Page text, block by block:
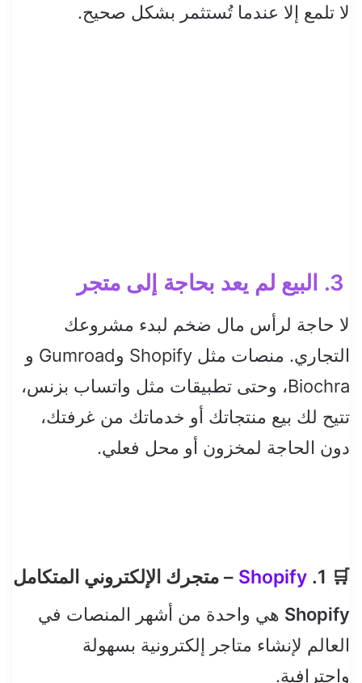
لا تلمع إلا عندما تُستثمر بشكل صحيح.
3. البيع لم يعد بحاجة إلى متجر
لا حاجة لرأس مال ضخم لبدء مشروعك
التجاري. منصات مثل Shopify وGumroad و
Biochra، وحتى تطبيقات مثل واتساب بزنس،
تتيح لك بيع منتجاتك أو خدماتك من غرفتك،
دون الحاجة لمخزون أو محل فعلي.
🛒 1.
Shopify – متجرك الإلكتروني المتكامل
Shopify هي واحدة من أشهر المنصات في
العالم لإنشاء متاجر إلكترونية بسهولة
واحترافية.